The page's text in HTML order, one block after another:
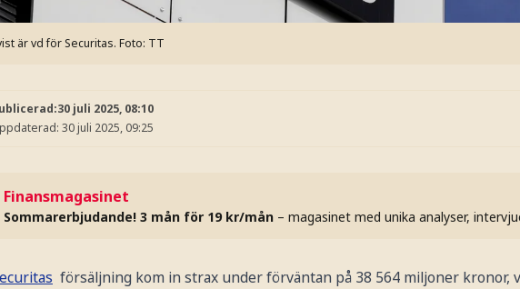
är vd för Securitas. Foto: TT
30 juli 2025, 08:10
30 juli 2025, 09:25
Finansmagasinet
Sommarerbjudande! 3 mån för 19 kr/mån – magasinet med unika analyser,
försäljning kom in strax under förväntan på 38 564 miljoner kronor,